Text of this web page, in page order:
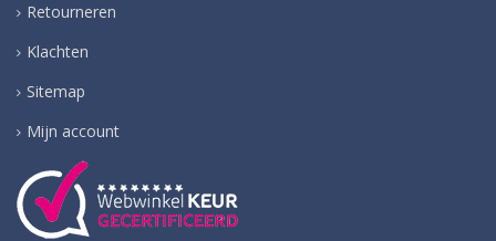
Retourneren
Klachten
Sitemap
Mijn account